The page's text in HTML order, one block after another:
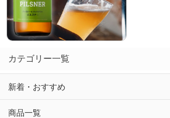
カテゴリー一覧
新着・おすすめ
商品一覧